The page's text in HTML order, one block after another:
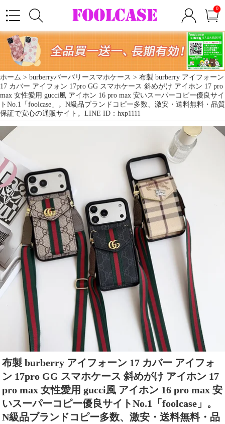
0
ホーム > burberryバーバリースマホケース > 布製 burberry アイフォーン
17 カバー アイフォン 17pro GG スマホケース 斜めがけ アイホン 17 pro
max 女性愛用 gucci風 アイホン 16 pro max 安いスーパーコピー優良サイ
トNo.1「foolcase」。N級品ブランドコピー多数、激安・送料無料・品質
保証で安心の通販サイト。LINE ID：hxp1111
布製 burberry アイフォーン 17 カバー アイフォ
ン 17pro GG スマホケース 斜めがけ アイホン 17
pro max 女性愛用 gucci風 アイホン 16 pro max 安
いスーパーコピー優良サイトNo.1「foolcase」。
N級品ブランドコピー多数、激安・送料無料・品